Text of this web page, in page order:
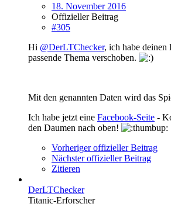
18. November 2016
Offizieller Beitrag
#305
Hi @DerLTChecker, ich habe deinen
passende Thema verschoben.
Mit den genannten Daten wird das
Ich habe jetzt eine Facebook-Seite -
den Daumen nach oben!
Vorheriger offizieller Beitrag
Nächster offizieller Beitrag
Zitieren
DerLTChecker
Titanic-Erforscher